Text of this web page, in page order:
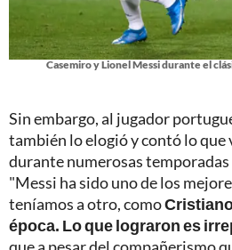
Casemiro y Lionel Messi durante el
Sin embargo, al jugador
también lo elogió y contó lo que
durante numerosas temporadas
"Messi ha sido uno de los
teníamos a otro, como
época. Lo que lograron es